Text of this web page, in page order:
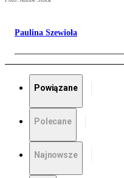
Paulina Szewioła
Powiązane
Polecane
Najnowsze